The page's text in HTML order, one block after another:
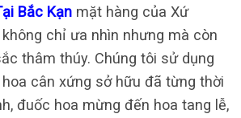
Bắc Kạn mặt hàng của Xứ
chỉ ưa nhìn nhưng mà còn
thâm thúy. Chúng tôi sử dụng
cân xứng sở hữu đã từng thời
đuốc hoa mừng đến hoa tang lễ,